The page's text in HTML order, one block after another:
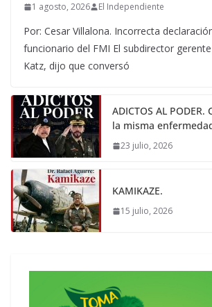
1 agosto, 2026 El Independiente
Por: Cesar Villalona. Incorrecta
funcionario del FMI El subdirector
Katz, dijo que conversó
ADICTOS AL
la misma
23 julio, 2026
KAMIKAZE.
15 julio, 2026